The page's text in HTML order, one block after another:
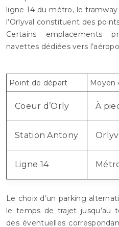
ligne 14 du métro, le
l’Orlyval constituent des
Certains emplacements
navettes dédiées vers
Point de départ Moyen
Coeur d’Orly À
Station Antony
Ligne 14
Le choix d’un parking
le temps de trajet jusqu’au
des éventuelles